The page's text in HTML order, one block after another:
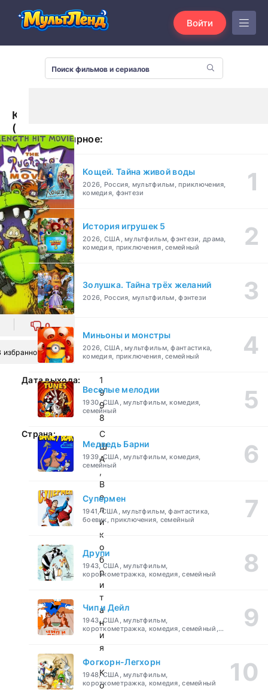
Войти
Карапузы
(1998)
0
избранное
Дата выхода:
1
9
9
8
Страна:
С
Ш
А
,
В
е
л
и
к
о
б
р
и
т
а
н
и
я
,
К
о
Популярное:
Кощей. Тайна живой воды
2026, Россия, мультфильм, приключения,
комедия, фэнтези
История игрушек 5
2026, США, мультфильм, фэнтези, драма,
комедия, приключения, семейный
Золушка. Тайна трёх желаний
2026, Россия, мультфильм, фэнтези
Миньоны и монстры
2026, США, мультфильм, фантастика,
комедия, приключения, семейный
Веселые мелодии
1930, США, мультфильм, комедия,
семейный
Медведь Барни
1939, США, мультфильм, комедия,
семейный
Супермен
1941, США, мультфильм, фантастика,
боевик, приключения, семейный
Друпи
1943, США, мультфильм,
короткометражка, комедия, семейный
Чип и Дейл
1943, США, мультфильм,
короткометражка, комедия, семейный,
детский
Фогхорн-Легхорн
1948, США, мультфильм,
короткометражка, комедия, семейный